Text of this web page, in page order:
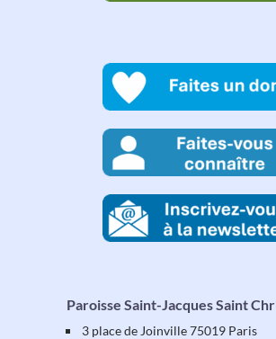
Paroisse Saint-Jacques Saint
3 place de Joinville 75019 Paris